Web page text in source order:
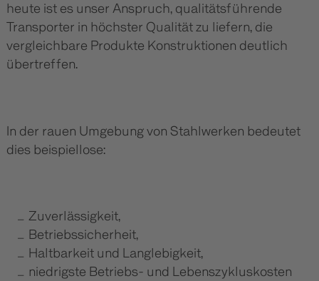
heute ist es unser Anspruch, qualitätsführende
Transporter in höchster Qualität zu liefern, die
vergleichbare Produkte Konstruktionen deutlich
übertreffen.
In der rauen Umgebung von Stahlwerken bedeutet
dies beispiellose:
Zuverlässigkeit,
Betriebssicherheit,
Haltbarkeit und Langlebigkeit,
niedrigste Betriebs- und Lebenszykluskosten